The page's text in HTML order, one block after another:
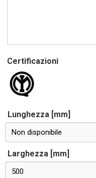
Certificazioni
Lunghezza [mm]
Non disponibile
Larghezza [mm]
500